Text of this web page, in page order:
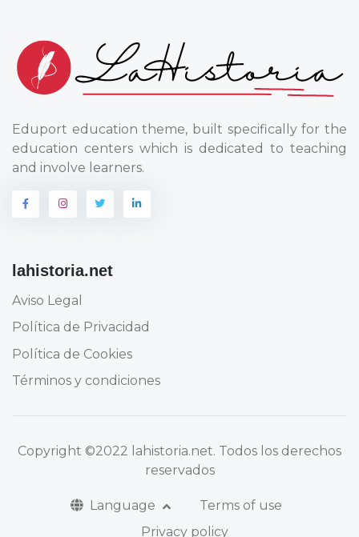
Eduport education theme, built specifically for the
education centers which is dedicated to teaching
and involve learners.
lahistoria.net
Aviso Legal
Política de Privacidad
Política de Cookies
Términos y condiciones
Copyright ©2022 lahistoria.net. Todos los derechos
reservados
Language
Terms of use
Privacy policy